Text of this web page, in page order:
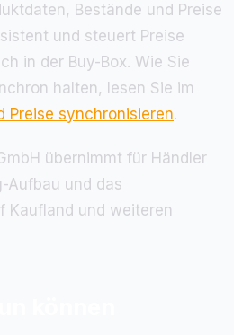
Bestände und Preise
und steuert Preise
in der Buy-Box. Wie Sie
halten, lesen Sie im
Preise synchronisieren.
übernimmt für Händler
Aufbau und das
Kaufland und weiteren